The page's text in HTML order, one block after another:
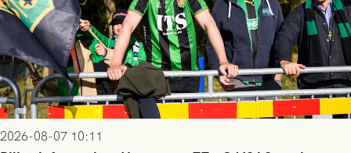
2026-08-07 10:11